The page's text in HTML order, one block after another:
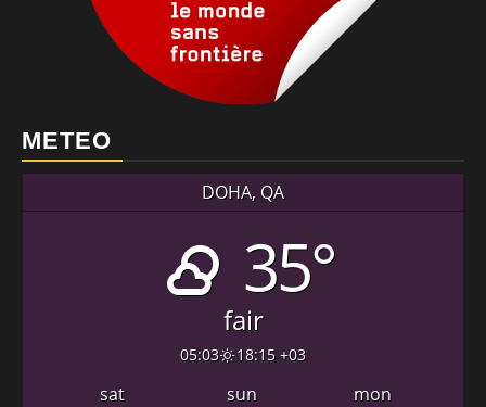
METEO
DOHA, QA
35°
fair
05:03 18:15 +03
sat sun mon